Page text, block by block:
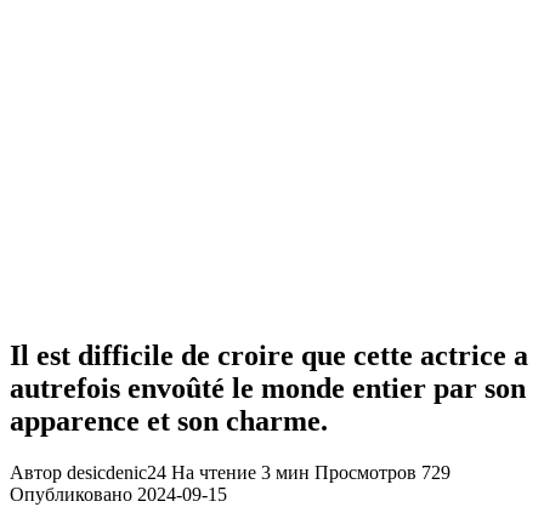
Il est difficile de croire que cette actrice a
autrefois envoûté le monde entier par son
apparence et son charme.
Автор desicdenic24 На чтение 3 мин Просмотров 729
Опубликовано 2024-09-15